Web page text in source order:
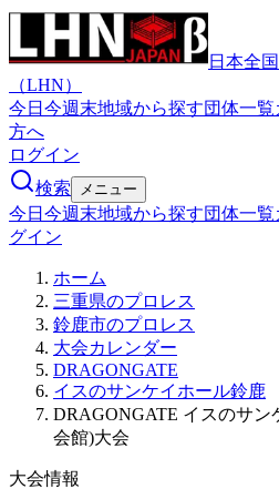
日本全
（LHN）
今日 今週末地域から探す団体一覧
方へ
ログイン
検索
メニュー
今日 今週末地域から探す団体一覧
グイン
ホーム
三重県のプロレス
鈴鹿市のプロレス
大会カレンダー
DRAGONGATE
イスのサンケイホール鈴鹿
DRAGONGATE イスのサン
会館)大会
大会情報